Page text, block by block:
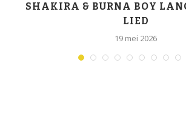
SHAKIRA & BURNA BOY
LIED
19 mei 2026